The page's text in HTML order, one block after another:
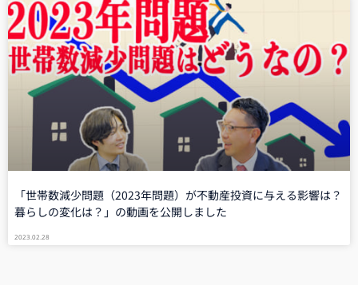
「世帯数減少問題（2023年問題）が不動産投資に与える影響は？
暮らしの変化は？」の動画を公開しました
2023.02.28